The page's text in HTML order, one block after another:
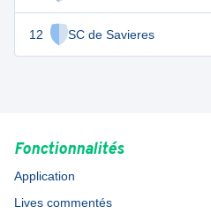
12 SC de Savieres
Fonctionnalités
Application
Lives commentés